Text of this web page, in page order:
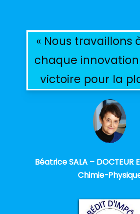
« Nous travaillons
chaque
victoire pour la
Béatrice SALA – DOCTEUR
Chimie-